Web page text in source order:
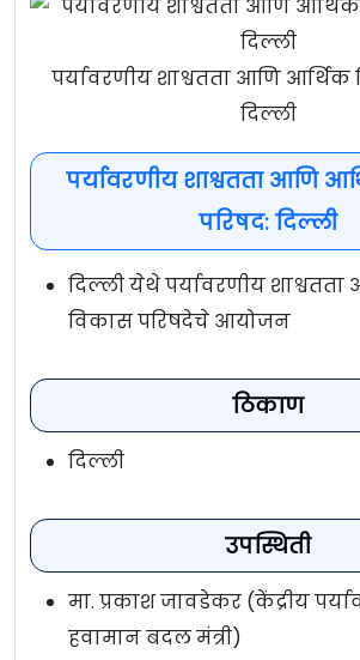
पर्यावरणीय शाश्वतता आणि आर्थिक
दिल्ली
पर्यावरणीय शाश्वतता आणि
परिषद: दिल्ली
दिल्ली येथे पर्यावरणीय
विकास परिषदेचे आयोजन
ठिकाण
दिल्ली
उपस्थिती
मा. प्रकाश जावडेकर (केंद्रीय
हवामान बदल मंत्री)